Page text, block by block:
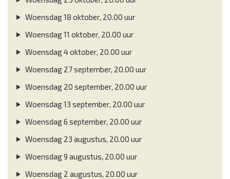
Woensdag 18 oktober, 20.00 uur
Woensdag 11 oktober, 20.00 uur
Woensdag 4 oktober, 20.00 uur
Woensdag 27 september, 20.00 uur
Woensdag 20 september, 20.00 uur
Woensdag 13 september, 20.00 uur
Woensdag 6 september, 20.00 uur
Woensdag 23 augustus, 20.00 uur
Woensdag 9 augustus, 20.00 uur
Woensdag 2 augustus, 20.00 uur